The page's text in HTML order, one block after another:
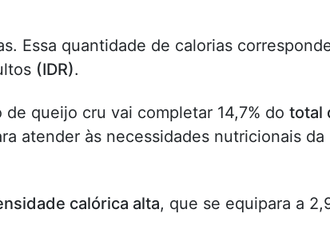
Essa quantidade de calorias
(IDR).
queijo cru vai completar 14,7% do total
atender às necessidades nutricionais da
calórica alta, que se equipara a